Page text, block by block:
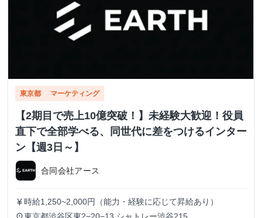
東京都 マーケティング
【2期目で売上10億突破！】未経験大歓迎！役員
直下で全部学べる、同世代に差をつけるインター
ン【週3日～】
合同会社アース
currency_yen 時給1,250~2,000円（能力・経験に応じて昇給あり）
place